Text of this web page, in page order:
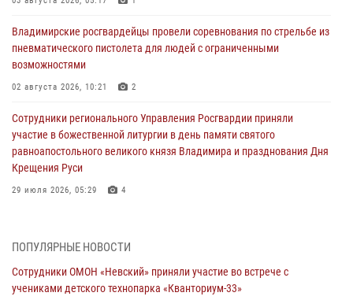
Владимирские росгвардейцы провели соревнования по стрельбе из
пневматического пистолета для людей с ограниченными
возможностями
02 августа 2026, 10:21 2
Сотрудники регионального Управления Росгвардии приняли
участие в божественной литургии в день памяти святого
равноапостольного великого князя Владимира и празднования Дня
Крещения Руси
29 июля 2026, 05:29 4
интимные услуги
28 июля 2026, 11:51
ПОПУЛЯРНЫЕ НОВОСТИ
Сотрудники ОМОН «Невский» приняли участие во встрече с
учениками детского технопарка «Кванториум-33»